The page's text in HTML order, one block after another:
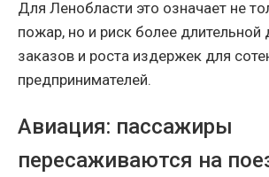
Для Ленобласти это означает не
пожар, но и риск более длительной
заказов и роста издержек для
предпринимателей.
Авиация: пассажиры
пересаживаются на